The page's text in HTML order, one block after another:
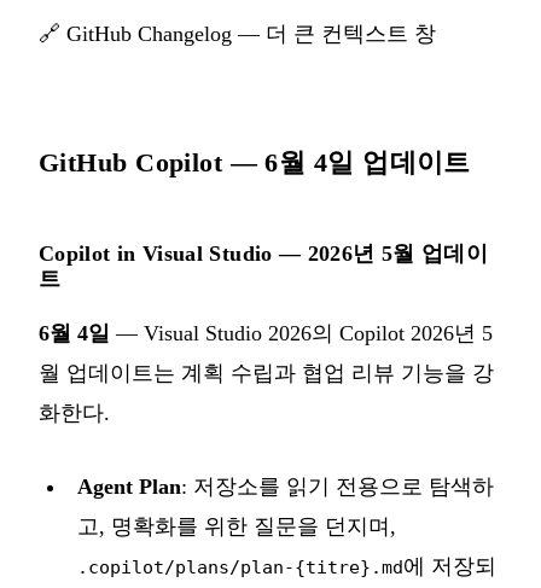
🔗 GitHub Changelog — 더 큰 컨텍스트 창
GitHub Copilot — 6월 4일 업데이트
Copilot in Visual Studio — 2026년 5월 업데이
트
6월 4일 — Visual Studio 2026의 Copilot 2026년 5
월 업데이트는 계획 수립과 협업 리뷰 기능을 강
화한다.
Agent Plan: 저장소를 읽기 전용으로 탐색하
고, 명확화를 위한 질문을 던지며,
.copilot/plans/plan-{titre}.md에 저장되